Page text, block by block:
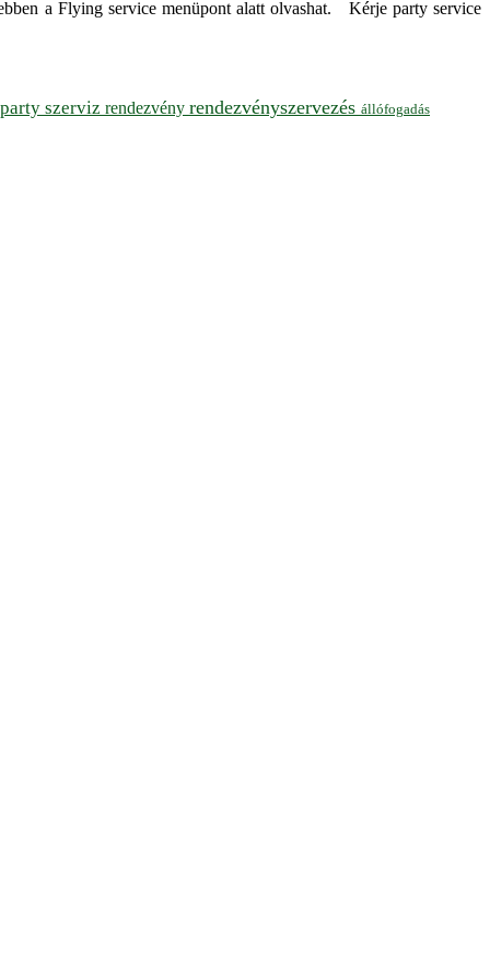
a Flying service menüpont alatt olvashat. Kérje party service
party szerviz rendezvény rendezvényszervezés állófogadás